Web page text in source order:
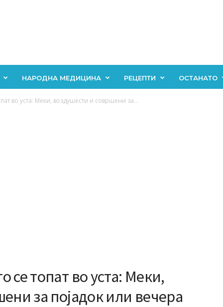
НАРОДНА МЕДИЦИНА РЕЦЕПТИ ОСТАНАТО
во уста: Меки, воздушести и совршени за...
топат во уста: Меки,
за појадок или вечера